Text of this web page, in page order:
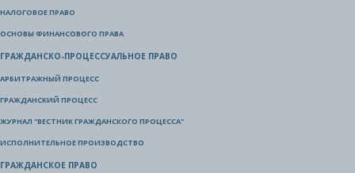
НАЛОГОВОЕ ПРАВО
ОСНОВЫ ФИНАНСОВОГО ПРАВА
ГРАЖДАНСКО-ПРОЦЕССУАЛЬНОЕ ПРАВО
АРБИТРАЖНЫЙ ПРОЦЕСС
ГРАЖДАНСКИЙ ПРОЦЕСС
ЖУРНАЛ "ВЕСТНИК ГРАЖДАНСКОГО ПРОЦЕССА"
ИСПОЛНИТЕЛЬНОЕ ПРОИЗВОДСТВО
ГРАЖДАНСКОЕ ПРАВО